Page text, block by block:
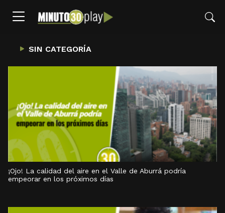
SIN CATEGORÍA
¡Ojo! La calidad del aire en el Valle de Aburrá podría
empeorar en los próximos días